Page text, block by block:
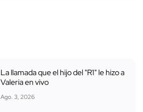
La llamada que el hijo del "R1" le hizo a
Valeria en vivo
Ago. 3, 2026